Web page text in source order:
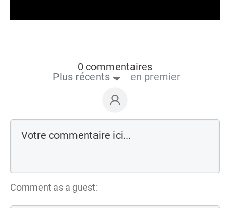
0 commentaires
Plus récents
en premier
Comment as a guest: